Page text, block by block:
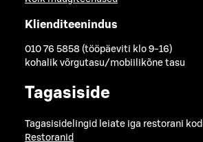
Klienditeenindus
010 76 5858 (tööpäeviti klo 9-16)
kohalik võrgutasu/mobiilikõne tasu
Tagasiside
Tagasisidelingid leiate iga restorani
Restoranid